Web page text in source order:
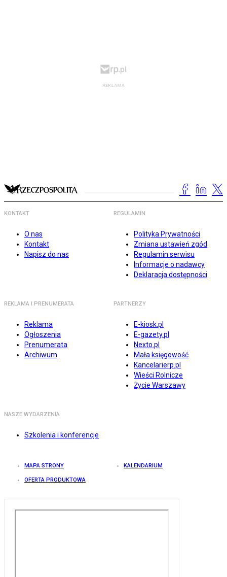
KONTAKT
O nas
Kontakt
Napisz do nas
REGULAMIN
Polityka Prywatności
Zmiana ustawień zgód
Regulamin serwisu
Informacje o nadawcy
Deklaracja dostępności
REKLAMA I PRENUMERATA
Reklama
Ogłoszenia
Prenumerata
Archiwum
PARTNERZY
E-kiosk.pl
E-gazety.pl
Nexto.pl
Mała księgowość
Kancelarierp.pl
Wieści Rolnicze
Życie Warszawy
NASZE WYDARZENIA
Szkolenia i konferencje
MAPA STRONY KALENDARIUM
OFERTA PRODUKTOWA